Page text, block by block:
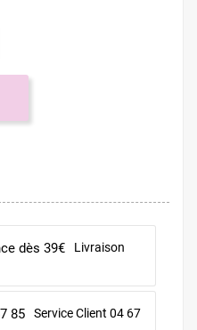
Livraison
Service Client 04 67